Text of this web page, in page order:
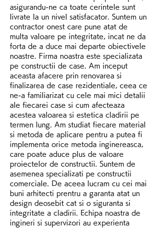
asigurandu-ne ca toate cerintele sunt
livrate la un nivel satisfacator. Suntem un
contractor onest care pune atat de
multa valoare pe integritate, incat ne da
forta de a duce mai departe obiectivele
noastre. Firma noastra este specializata
pe constructii de case. Am inceput
aceasta afacere prin renovarea si
finalizarea de case rezidentiale, ceea ce
ne-a familiarizat cu cele mai mici detalii
ale fiecarei case si cum afecteaza
acestea valoarea si estetica cladirii pe
termen lung. Am studiat fiecare material
si metoda de aplicare pentru a putea fi
implementa orice metoda inginereasca,
care poate aduce plus de valoare
proiectelor de constructii. Suntem de
asemenea specializati pe constructii
comerciale. De aceea lucram cu cei mai
buni arhitecti prentru a garanta atat un
design deosebit cat si o siguranta si
integritate a cladirii. Echipa noastra de
ingineri si supervizori au experienta